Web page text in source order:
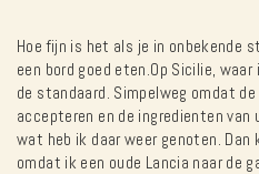
Hoe fijn is het als je in onbekende
een bord goed eten.Op Sicilie,
de standaard. Simpelweg omdat
accepteren en de ingredienten
wat heb ik daar weer genoten.
omdat ik een oude Lancia naar de